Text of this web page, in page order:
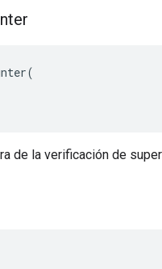
(
de la verificación de